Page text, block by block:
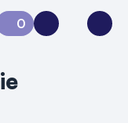
0
Aanvraag 0Inloggen